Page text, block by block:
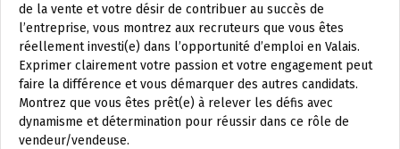
de la vente et votre désir de contribuer au succès de
l’entreprise, vous montrez aux recruteurs que vous êtes
réellement investi(e) dans l’opportunité d’emploi en Valais.
Exprimer clairement votre passion et votre engagement peut
faire la différence et vous démarquer des autres candidats.
Montrez que vous êtes prêt(e) à relever les défis avec
dynamisme et détermination pour réussir dans ce rôle de
vendeur/vendeuse.